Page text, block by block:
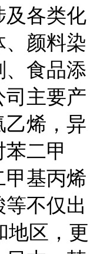
及各类化
颜料染
、食品添
司主要产
乙烯，异
二甲
甲基丙烯
不仅出
地区，更